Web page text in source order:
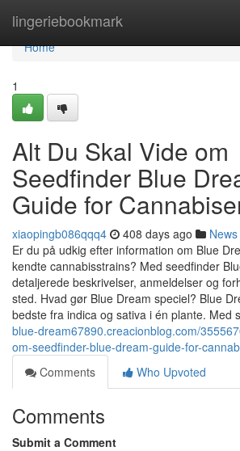
lingeriebookmark
Home
Home
1
Alt Du Skal Vide om
Seedfinder Blue
Guide for
xiaopingb086qqq4 408 days ago News
Er du på udkig efter information om Blue
kendte cannabisstrains? Med seedfinder
detaljerede beskrivelser, anmeldelser og
sted. Hvad gør Blue Dream speciel? Blue
bedste fra indica og sativa i én plante. Med
blue-dream67890.creacionblog.com/
om-seedfinder-blue-dream-guide-for-
Comments
Who Upvoted
Comments
Submit a Comment